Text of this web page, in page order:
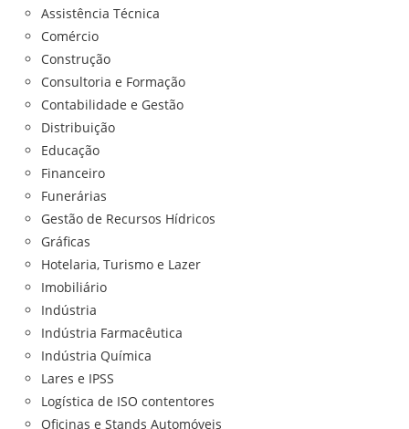
Assistência Técnica
Comércio
Construção
Consultoria e Formação
Contabilidade e Gestão
Distribuição
Educação
Financeiro
Funerárias
Gestão de Recursos Hídricos
Gráficas
Hotelaria, Turismo e Lazer
Imobiliário
Indústria
Indústria Farmacêutica
Indústria Química
Lares e IPSS
Logística de ISO contentores
Oficinas e Stands Automóveis